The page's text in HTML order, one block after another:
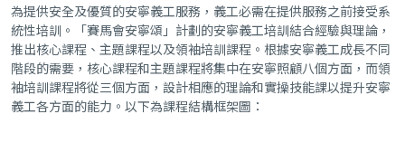
為提供安全及優質的安寧義工服務，義工必需在提供服務之前接受系
統性培訓。「賽馬會安寧頌」計劃的安寧義工培訓結合經驗與理論，
推出核心課程、主題課程以及領袖培訓課程。根據安寧義工成長不同
階段的需要，核心課程和主題課程將集中在安寧照顧八個方面，而領
袖培訓課程將從三個方面，設計相應的理論和實操技能課以提升安寧
義工各方面的能力。以下為課程結構框架圖：